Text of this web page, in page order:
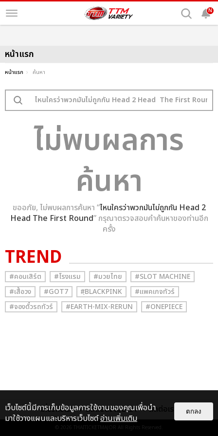
N
หน้าแรก
หน้าแรก ค้นหา
ไม่พบผลการ
ค้นหา
ขออภัย, ไม่พบผลการค้นหา “ไหนใครว่าพวกมันไม่ถูกกัน Head 2
Head The First Round” กรุณาตรวจสอบคำค้นหาของท่านอีก
ครั้ง
TREND
#คอนเสิร์ต #โรงแรม #มวยไทย
#SLOT MACHINE
#เสื้อวง
#GOT7 #ฺBLACKPINK
#แพคเกจทัวร์
#จองตั๋วรถทัวร์
#EARTH-MIX-RERUN #ONEPIECE
เกี่ยวกับเรา ติดต่อลงโฆษณา ติดต่อเรา
© 2026 THAITICKETMAJOR All Rights Reserved.
เว็บไซต์นี้มีการเก็บข้อมูลการใช้งานของคุณเพื่อนำ
มาใช้วางแผนและบริหารเว็บไซต์อ่านเพิ่มเติม
ตกลง